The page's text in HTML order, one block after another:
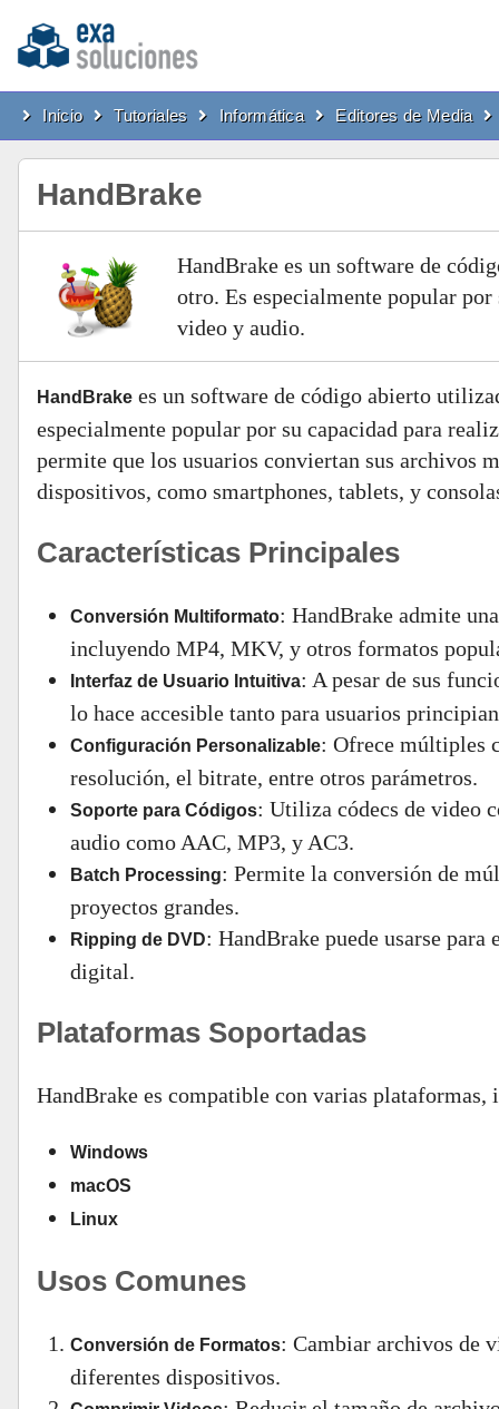
Inicio Tutoriales Informática Editores de Media
HandBrake
HandBrake es un software de
otro. Es especialmente popular
video y audio.
HandBrake es un software de código abierto
especialmente popular por su capacidad para
permite que los usuarios conviertan sus archivos
dispositivos, como smartphones, tablets, y
Características Principales
Conversión Multiformato: HandBrake admite
incluyendo MP4, MKV, y otros formatos
Interfaz de Usuario Intuitiva: A pesar de sus
lo hace accesible tanto para usuarios
Configuración Personalizable: Ofrece múltiples
resolución, el bitrate, entre otros parámetros.
Soporte para Códigos: Utiliza códecs de video
audio como AAC, MP3, y AC3.
Batch Processing: Permite la conversión de
proyectos grandes.
Ripping de DVD: HandBrake puede usarse
digital.
Plataformas Soportadas
HandBrake es compatible con varias plataformas,
Windows
macOS
Linux
Usos Comunes
Conversión de Formatos: Cambiar archivos de
diferentes dispositivos.